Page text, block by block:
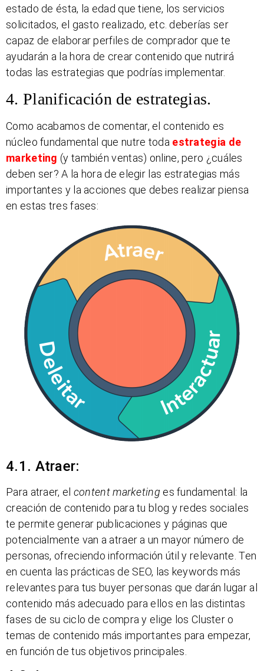
estado de ésta, la edad que tiene, los servicios
solicitados, el gasto realizado, etc. deberías ser
capaz de elaborar perfiles de comprador que te
ayudarán a la hora de crear contenido que nutrirá
todas las estrategias que podrías implementar.
4. Planificación de estrategias.
Como acabamos de comentar, el contenido es
núcleo fundamental que nutre toda estrategia de
marketing (y también ventas) online, pero ¿cuáles
deben ser? A la hora de elegir las estrategias más
importantes y la acciones que debes realizar piensa
en estas tres fases:
4.1. Atraer:
Para atraer, el content marketing es fundamental: la
creación de contenido para tu blog y redes sociales
te permite generar publicaciones y páginas que
potencialmente van a atraer a un mayor número de
personas, ofreciendo información útil y relevante. Ten
en cuenta las prácticas de SEO, las keywords más
relevantes para tus buyer personas que darán lugar al
contenido más adecuado para ellos en las distintas
fases de su ciclo de compra y elige los Cluster o
temas de contenido más importantes para empezar,
en función de tus objetivos principales.